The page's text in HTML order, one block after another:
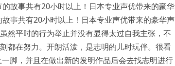
故事共有20小时以上！日本专业声优带来的豪华
事共有20小时以上！日本专业声优带来的豪华声
然平时的行为举止并没有显得太过自我主张，不
都在努力。开朗活泼，是志明的儿时玩伴。很看
脚，并且在做出新的发明作品后会去找志明进行